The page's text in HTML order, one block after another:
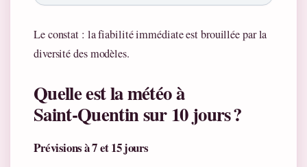
Le constat : la fiabilité immédiate est brouillée par la
diversité des modèles.
Quelle est la météo à
Saint‑Quentin sur 10 jours ?
Prévisions à 7 et 15 jours